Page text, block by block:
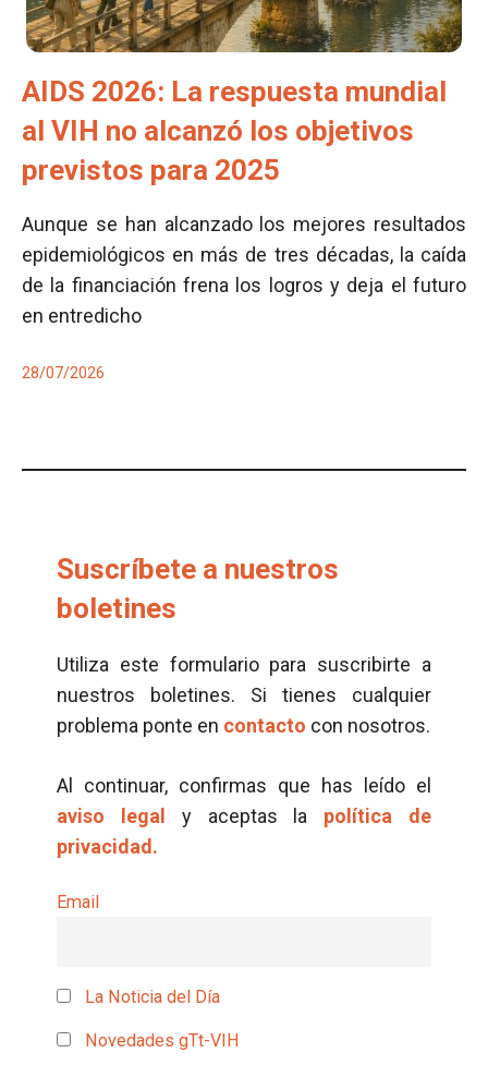
AIDS 2026: La respuesta mundial
al VIH no alcanzó los objetivos
previstos para 2025
Aunque se han alcanzado los mejores resultados
epidemiológicos en más de tres décadas, la caída
de la financiación frena los logros y deja el futuro
en entredicho
28/07/2026
Suscríbete a nuestros
boletines
Utiliza este formulario para suscribirte a
nuestros boletines. Si tienes cualquier
problema ponte en contacto con nosotros.
Al continuar, confirmas que has leído el
aviso legal
y aceptas la política de
privacidad.
Email
La Noticia del Día
Novedades gTt-VIH